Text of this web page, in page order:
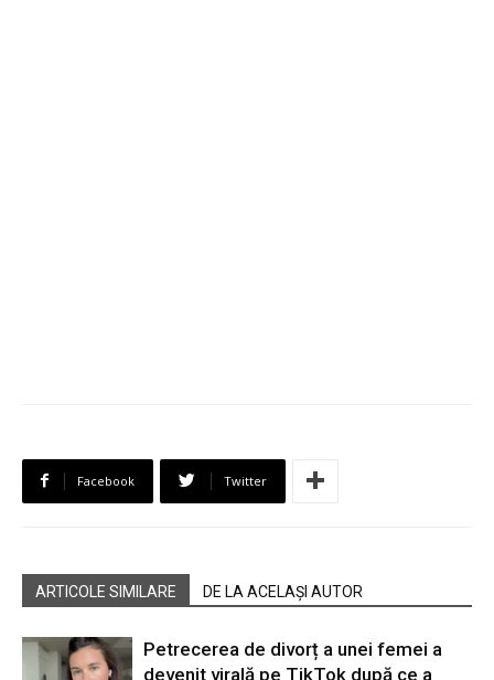
Facebook Twitter
ARTICOLE SIMILARE DE LA ACELAȘI AUTOR
Petrecerea de divorț a unei femei a
devenit virală pe TikTok după ce a